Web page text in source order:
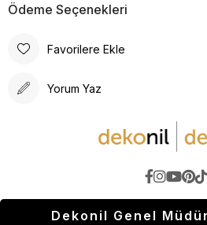
Ödeme Seçenekleri
Favorilere Ekle
Yorum Yaz
Dekonil Genel